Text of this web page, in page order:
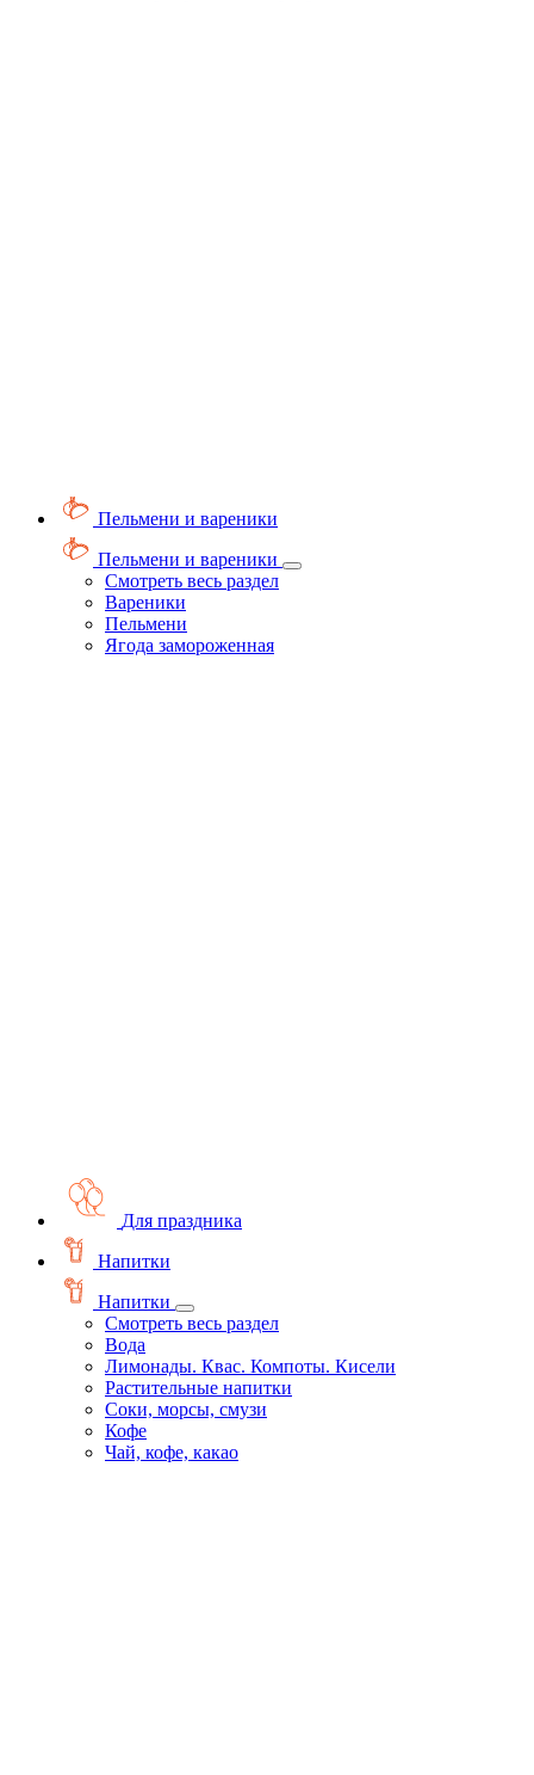
Пельмени и вареники
Пельмени и вареники
Смотреть весь раздел
Вареники
Пельмени
Ягода замороженная
Для праздника
Напитки
Напитки
Смотреть весь раздел
Вода
Лимонады. Квас. Компоты. Кисели
Растительные напитки
Соки, морсы, смузи
Кофе
Чай, кофе, какао